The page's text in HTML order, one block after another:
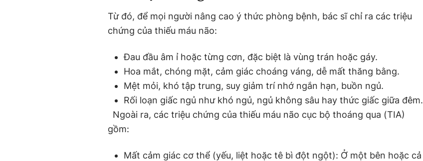
Từ đó, để mọi người nâng cao ý thức phòng bệnh, bác sĩ chỉ ra các triệu
chứng của thiếu máu não:
Đau đầu âm ỉ hoặc từng cơn, đặc biệt là vùng trán hoặc gáy.
Hoa mắt, chóng mặt, cảm giác choáng váng, dễ mất thăng bằng.
Mệt mỏi, khó tập trung, suy giảm trí nhớ ngắn hạn, buồn ngủ.
Rối loạn giấc ngủ như khó ngủ, ngủ không sâu hay thức giấc giữa đêm.
Ngoài ra, các triệu chứng của thiếu máu não cục bộ thoáng qua (TIA)
gồm:
Mất cảm giác cơ thể (yếu, liệt hoặc tê bì đột ngột): Ở một bên hoặc cả